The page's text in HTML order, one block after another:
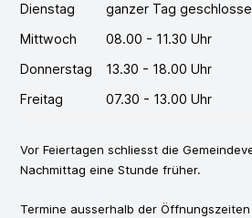
Dienstag
ganzer Tag
Mittwoch
08.00 - 11.30 Uhr
Donnerstag
13.30 - 18.00 Uhr
Freitag
07.30 - 13.00 Uhr
Vor Feiertagen schliesst die
Nachmittag eine Stunde früher.
Termine ausserhalb der